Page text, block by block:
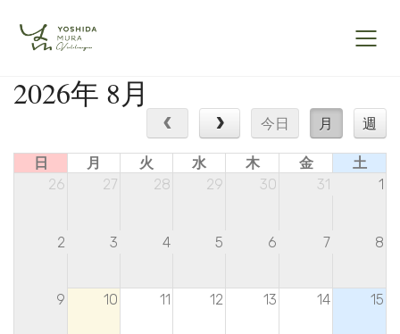
2026年 8月
今日 月 週
日 月 火 水 木 金
土
26
27 28 29 30 31 1
2 3 4 5 6 7 8
9 10 11 12 13 14 15